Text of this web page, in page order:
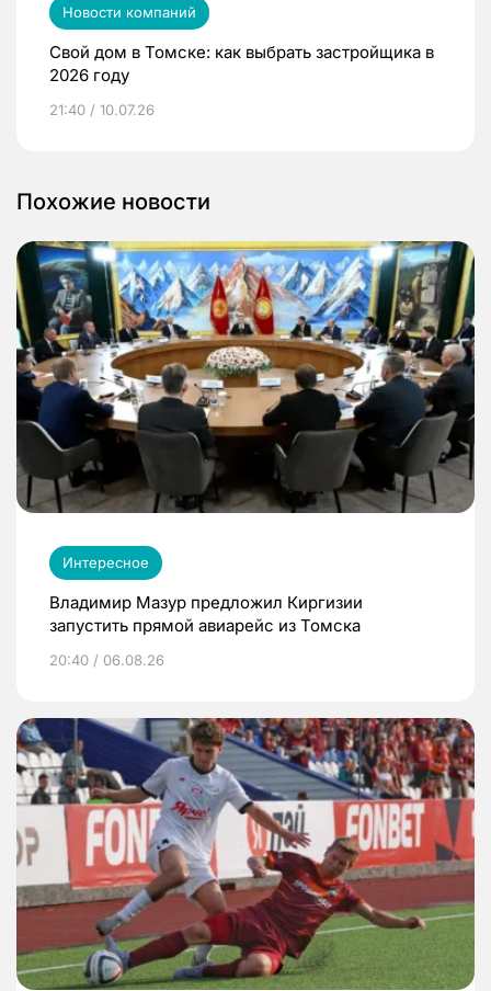
Новости компаний
Свой дом в Томске: как выбрать застройщика в
2026 году
21:40 / 10.07.26
Похожие новости
Интересное
Владимир Мазур предложил Киргизии
запустить прямой авиарейс из Томска
20:40 / 06.08.26